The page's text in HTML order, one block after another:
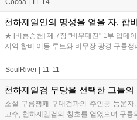
Cocoa 11-14
천하제일인의 명성을 얻을 자, 합
★ [비룡승천] 제 7장 "비무대전" 1부 업데
지역 합비 이동 루트와 비무장 광경 구룡
SoulRiver 11-11
천하제일검 무당을 선택한 그들의
소설 구룡쟁패 구대검파의 주인공 능운
고수, 천하제일검의 칭호를 얻었으며 구